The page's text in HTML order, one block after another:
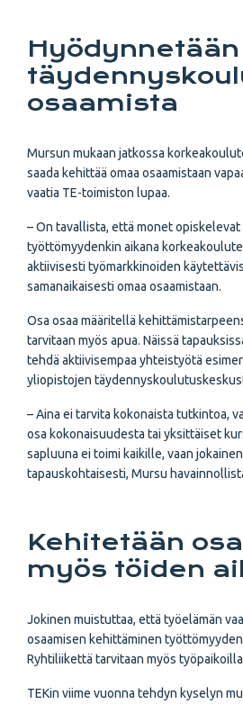
Hyödynnetään
osaamista
Mursun mukaan jatkossa
saada kehittää omaa osaamistaan
vaatia TE-toimiston lupaa.
– On tavallista, että monet
työttömyydenkin aikana
aktiivisesti työmarkkinoiden
samanaikaisesti omaa osaamistaan.
Osa osaa määritellä
tarvitaan myös apua. Näissä
tehdä aktiivisempaa yhteistyötä
yliopistojen
– Aina ei tarvita kokonaista tutkintoa,
osa kokonaisuudesta tai yksittäiset
sapluuna ei toimi kaikille, vaan
tapauskohtaisesti, Mursu
Kehitetään
myös töiden
Jokinen muistuttaa, että työelämän
osaamisen kehittäminen työttömyyden
Ryhtiliikettä tarvitaan myös
TEKin viime vuonna tehdyn kyselyn